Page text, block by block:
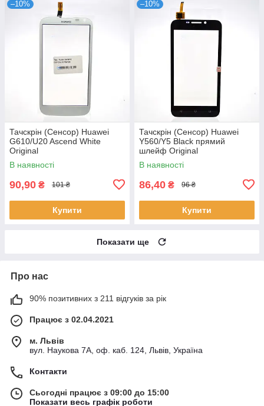
–10%
Тачскрін (Сенсор) Huawei
G610/U20 Ascend White
Original
В наявності
90,90 ₴ 101 ₴
Купити
–10%
Тачскрін (Сенсор) Huawei
Y560/Y5 Black прямий
шлейф Original
В наявності
86,40 ₴ 96 ₴
Купити
Показати ще
Про нас
90% позитивних з 211 відгуків за рік
Працює з 02.04.2021
м. Львів
вул. Наукова 7А, оф. каб. 124, Львів, Україна
Контакти
Сьогодні працює з 09:00 до 15:00
Показати весь графік роботи